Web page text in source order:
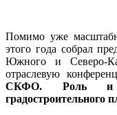
Помимо уже
этого года собрал
Южного и Северо-
отраслевую
СКФО. Роль и
градостроительного